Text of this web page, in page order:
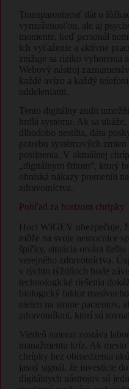
Transparentnosť dát o
vymoženosťou, ale aj
momente, keď personál
ich vyťaženie a aktívne
znižuje sa riziko vyhorenia
Webový nástroj
každé avízo a každý
oddeleniami.
Tento digitálny audit
hrdlá systému. Ak sa
dlhodobo nestíha, dáta
potrebu systémových zmien
posilnenia. V aktuálnej
„digitálnym štítom“, ktorý
ohniská nákazy premenili
zdravotníctva.
Pohľad za horizont chrípky
Hoci WIGEV ubezpečuje,
môže na svoje nemocnice
špičky, situácia otvára
verejného zdravotníctva.
v týchto týždňoch bude
technologické riešenia
biologický faktor
nielen na strane pacientov,
zdravotníkmi, ktorí sú
Viedeň nateraz zostáva
manažmentu kríz. Ak
chrípky bez obmedzenia
jasný signál, že investície
digitálnych nástrojov sú